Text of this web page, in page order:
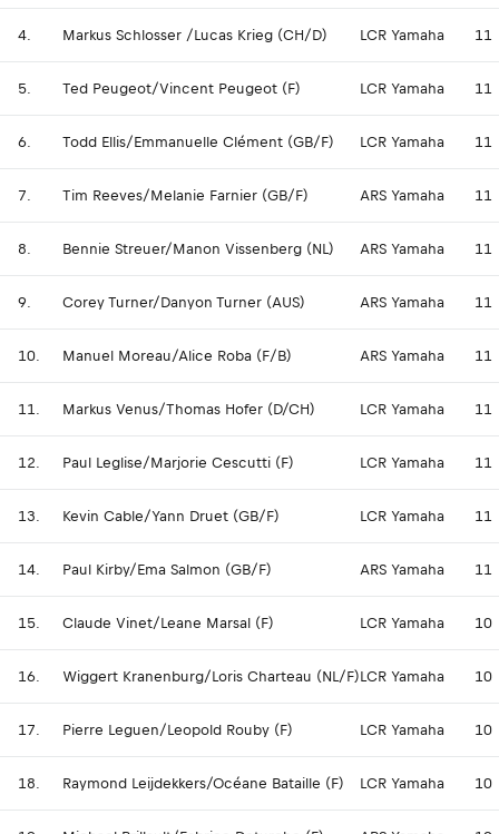
4. Markus Schlosser /Lucas Krieg (CH/D) LCR Yamaha 11
5. Ted Peugeot/Vincent Peugeot (F) LCR Yamaha 11
6. Todd Ellis/Emmanuelle Clément (GB/F) LCR Yamaha 11
7. Tim Reeves/Melanie Farnier (GB/F) ARS Yamaha 11
8. Bennie Streuer/Manon Vissenberg (NL) ARS Yamaha 11
9. Corey Turner/Danyon Turner (AUS) ARS Yamaha 11
10. Manuel Moreau/Alice Roba (F/B) ARS Yamaha 11
11. Markus Venus/Thomas Hofer (D/CH) LCR Yamaha 11
12. Paul Leglise/Marjorie Cescutti (F) LCR Yamaha 11
13. Kevin Cable/Yann Druet (GB/F) LCR Yamaha 11
14. Paul Kirby/Ema Salmon (GB/F) ARS Yamaha 11
15. Claude Vinet/Leane Marsal (F) LCR Yamaha 10
16. Wiggert Kranenburg/Loris Charteau (NL/F)LCR Yamaha 10
17. Pierre Leguen/Leopold Rouby (F) LCR Yamaha 10
18. Raymond Leijdekkers/Océane Bataille (F) LCR Yamaha 10